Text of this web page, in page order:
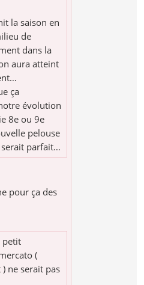
la saison en
de
dans la
aura atteint
ça
évolution
8e ou 9e
pelouse
serait parfait…
pour ça des
petit
(
ne serait pas